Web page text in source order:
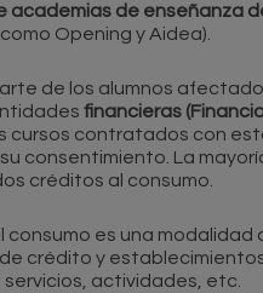
academias de enseñanza
Opening y Aidea).
de los alumnos
financieras
cursos contratados con
consentimiento. La
créditos al consumo.
consumo es una
crédito y
actividades, etc.